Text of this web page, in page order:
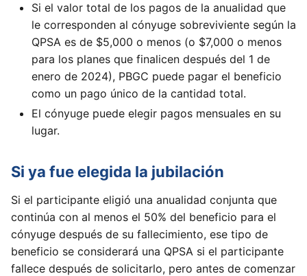
Si el valor total de los pagos de la anualidad que
le corresponden al cónyuge sobreviviente según la
QPSA es de $5,000 o menos (o $7,000 o menos
para los planes que finalicen después del 1 de
enero de 2024), PBGC puede pagar el beneficio
como un pago único de la cantidad total.
El cónyuge puede elegir pagos mensuales en su
lugar.
Si ya fue elegida la jubilación
Si el participante eligió una anualidad conjunta que
continúa con al menos el 50% del beneficio para el
cónyuge después de su fallecimiento, ese tipo de
beneficio se considerará una QPSA si el participante
fallece después de solicitarlo, pero antes de comenzar